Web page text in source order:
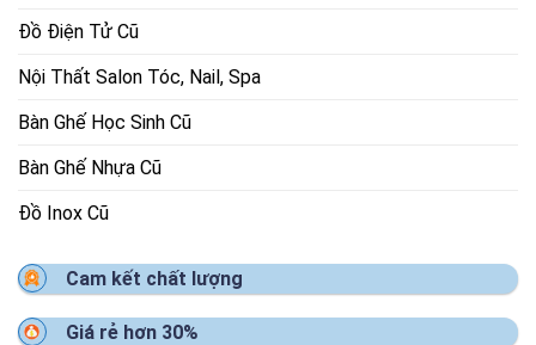
Đồ Điện Tử Cũ
Nội Thất Salon Tóc, Nail, Spa
Bàn Ghế Học Sinh Cũ
Bàn Ghế Nhựa Cũ
Đồ Inox Cũ
Cam kết chất lượng
Giá rẻ hơn 30%